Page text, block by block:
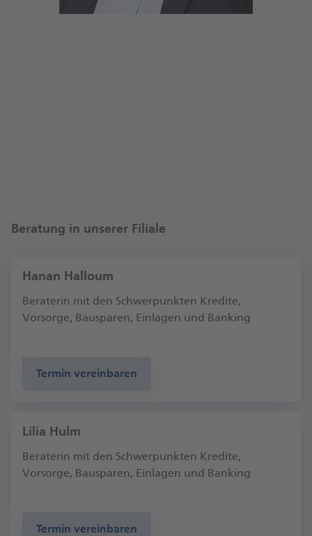
Wir freuen uns auf Ihren Besuch!
Beratung in unserer Filiale
Hanan Halloum
Beraterin mit den Schwerpunkten Kredite,
Vorsorge, Bausparen, Einlagen und Banking
Termin vereinbaren
Lilia Hulm
Beraterin mit den Schwerpunkten Kredite,
Vorsorge, Bausparen, Einlagen und Banking
Termin vereinbaren